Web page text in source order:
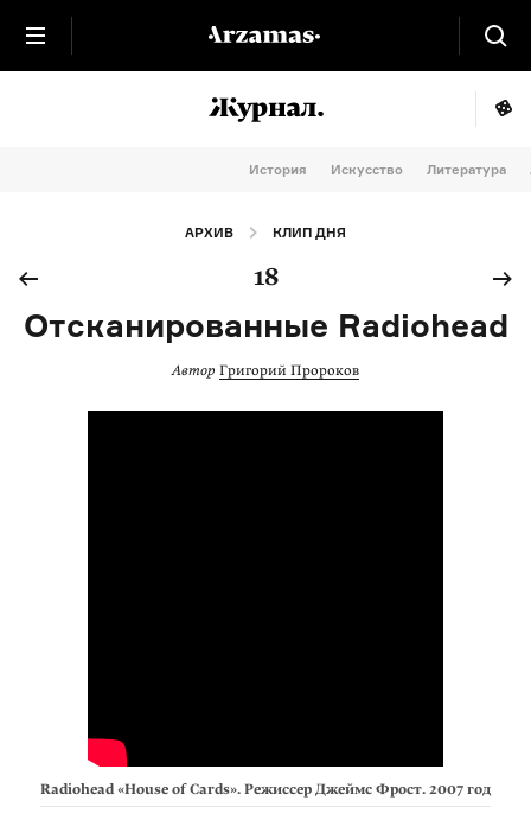
История Искусство Литература
АРХИВ КЛИП ДНЯ
18
Отсканированные Radiohead
Автор Григорий Пророков
Radiohead «House of Cards». Режиссер Джеймс Фрост. 2007 год